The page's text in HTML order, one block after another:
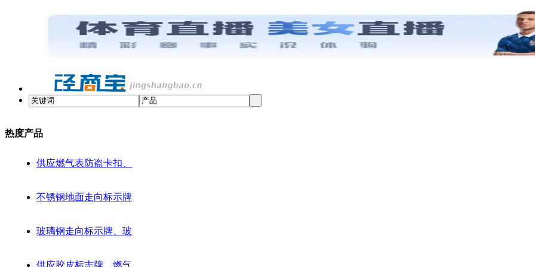
热度产品
供应燃气表防盗卡扣、
不锈钢地面走向标示牌
玻璃钢走向标示牌、玻
供应胶皮标志牌、燃气